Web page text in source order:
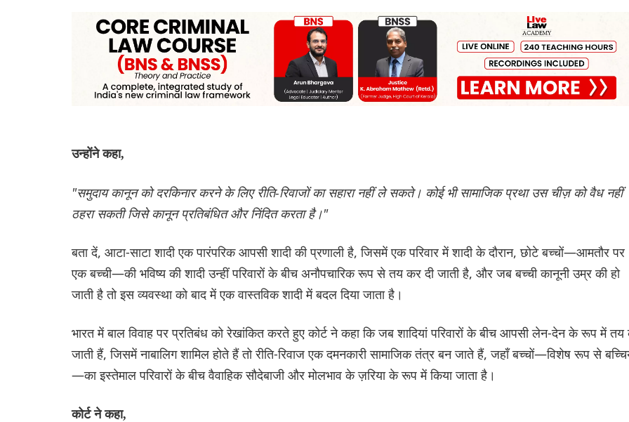
उन्होंने कहा,
"समुदाय कानून को दरकिनार करने के लिए रीति-रिवाजों का सहारा नहीं ले सकते। कोई भी सामाजिक प्रथा उस चीज़ को वैध नहीं
ठहरा सकती जिसे कानून प्रतिबंधित और निंदित करता है।"
बता दें, आटा-साटा शादी एक पारंपरिक आपसी शादी की प्रणाली है, जिसमें एक परिवार में शादी के दौरान, छोटे बच्चों—आमतौर पर
एक बच्ची—की भविष्य की शादी उन्हीं परिवारों के बीच अनौपचारिक रूप से तय कर दी जाती है, और जब बच्ची कानूनी उम्र की हो
जाती है तो इस व्यवस्था को बाद में एक वास्तविक शादी में बदल दिया जाता है।
भारत में बाल विवाह पर प्रतिबंध को रेखांकित करते हुए कोर्ट ने कहा कि जब शादियां परिवारों के बीच आपसी लेन-देन के रूप में तय
जाती हैं, जिसमें नाबालिग शामिल होते हैं तो रीति-रिवाज एक दमनकारी सामाजिक तंत्र बन जाते हैं, जहाँ बच्चों—विशेष रूप से
—का इस्तेमाल परिवारों के बीच वैवाहिक सौदेबाजी और मोलभाव के ज़रिया के रूप में किया जाता है।
कोर्ट ने कहा,